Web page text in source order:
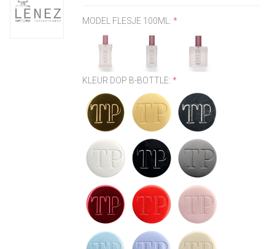
MODEL FLESJE 100ML:*
KLEUR DOP B-BOTTLE:*